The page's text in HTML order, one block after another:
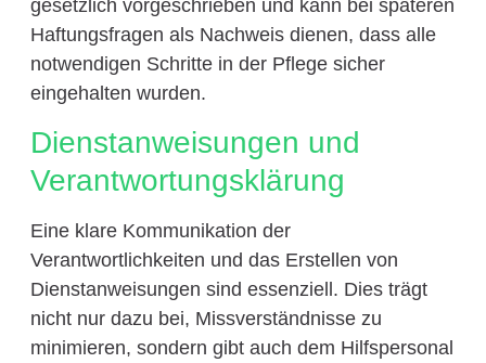
gesetzlich vorgeschrieben und kann bei späteren
Haftungsfragen als Nachweis dienen, dass alle
notwendigen Schritte in der Pflege sicher
eingehalten wurden.
Dienstanweisungen und
Verantwortungsklärung
Eine klare Kommunikation der
Verantwortlichkeiten und das Erstellen von
Dienstanweisungen sind essenziell. Dies trägt
nicht nur dazu bei, Missverständnisse zu
minimieren, sondern gibt auch dem Hilfspersonal